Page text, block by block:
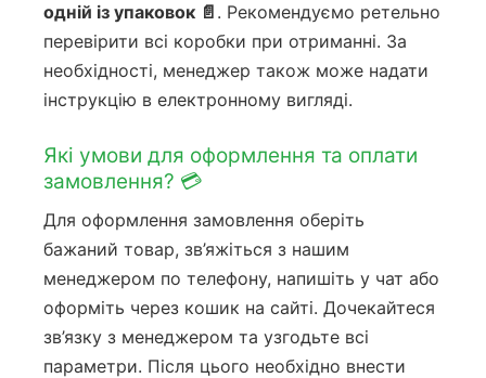
одній із упаковок 📄 . Рекомендуємо ретельно
перевірити всі коробки при отриманні. За
необхідності, менеджер також може надати
інструкцію в електронному вигляді.
Які умови для оформлення та оплати
замовлення? 💳
Для оформлення замовлення оберіть
бажаний товар, зв’яжіться з нашим
менеджером по телефону, напишіть у чат або
оформіть через кошик на сайті. Дочекайтеся
зв’язку з менеджером та узгодьте всі
параметри. Після цього необхідно внести